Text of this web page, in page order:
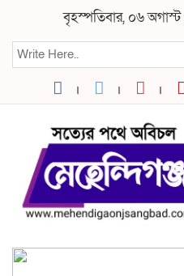
বৃহস্পতিবার, ০৬